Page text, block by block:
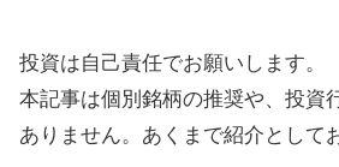
投資は自己責任でお願いします。
本記事は個別銘柄の推奨や、投資
ありません。あくまで紹介として